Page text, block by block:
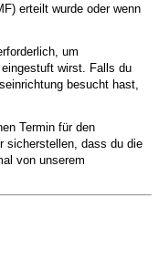
erteilt wurde oder wenn
um
wirst. Falls du
besucht hast,
Termin für den
sicherstellen, dass du die
von unserem